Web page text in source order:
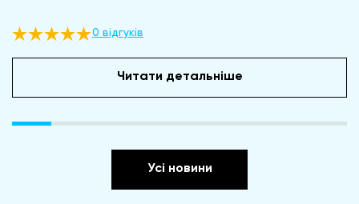
0 відгуків
Читати детальніше
Усі новини